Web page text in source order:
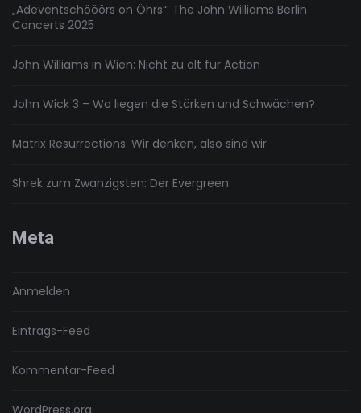
„Adeventschööörs on Öhrs“: The John Williams Berlin
Concerts 2025
John Williams in Wien: Nicht zu alt für Action
John Wick 3 – Wo liegen die Stärken und Schwächen?
Matrix Resurrections: Wir denken, also sind wir
Shrek zum Zwanzigsten: Der Evergreen
Meta
Anmelden
Eintrags-Feed
Kommentar-Feed
WordPress.org